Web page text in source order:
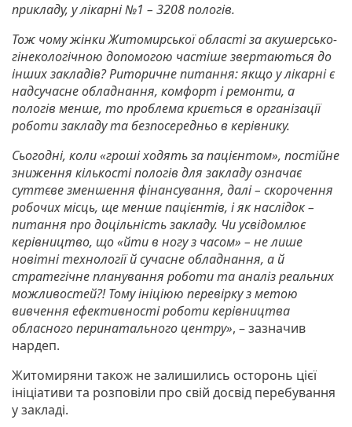
прикладу, у лікарні №1 – 3208 пологів.
Тож чому жінки Житомирської області за акушерсько-
гінекологічною допомогою частіше звертаються до
інших закладів? Риторичне питання: якщо у лікарні є
надсучасне обладнання, комфорт і ремонти, а
пологів менше, то проблема криється в організації
роботи закладу та безпосередньо в керівнику.
Сьогодні, коли «гроші ходять за пацієнтом», постійне
зниження кількості пологів для закладу означає
суттєве зменшення фінансування, далі – скорочення
робочих місць, ще менше пацієнтів, і як наслідок –
питання про доцільність закладу. Чи усвідомлює
керівництво, що «йти в ногу з часом» – не лише
новітні технології й сучасне обладнання, а й
стратегічне планування роботи та аналіз реальних
можливостей?! Тому ініціюю перевірку з метою
вивчення ефективності роботи керівництва
обласного перинатального центру», – зазначив
нардеп.
Житомиряни також не залишились осторонь цієї
ініціативи та розповіли про свій досвід перебування
у закладі.